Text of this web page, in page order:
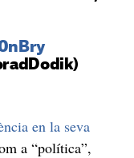
en la seva
a “política”,